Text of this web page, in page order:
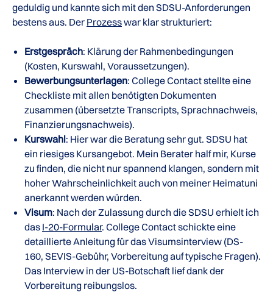
geduldig und kannte sich mit den SDSU-Anforderungen
bestens aus. Der Prozesswar klar strukturiert:
Erstgespräch: Klärung der Rahmenbedingungen
(Kosten, Kurswahl, Voraussetzungen).
Bewerbungsunterlagen: College Contact stellte eine
Checkliste mit allen benötigten Dokumenten
zusammen (übersetzte Transcripts, Sprachnachweis,
Finanzierungsnachweis).
Kurswahl: Hier war die Beratung sehr gut. SDSU hat
ein riesiges Kursangebot. Mein Berater half mir, Kurse
zu finden, die nicht nur spannend klangen, sondern mit
hoher Wahrscheinlichkeit auch von meiner Heimatuni
anerkannt werden würden.
Visum: Nach der Zulassung durch die SDSU erhielt ich
das I-20-Formular. College Contact schickte eine
detaillierte Anleitung für das Visumsinterview (DS-
160, SEVIS-Gebühr, Vorbereitung auf typische Fragen).
Das Interview in der US-Botschaft lief dank der
Vorbereitung reibungslos.